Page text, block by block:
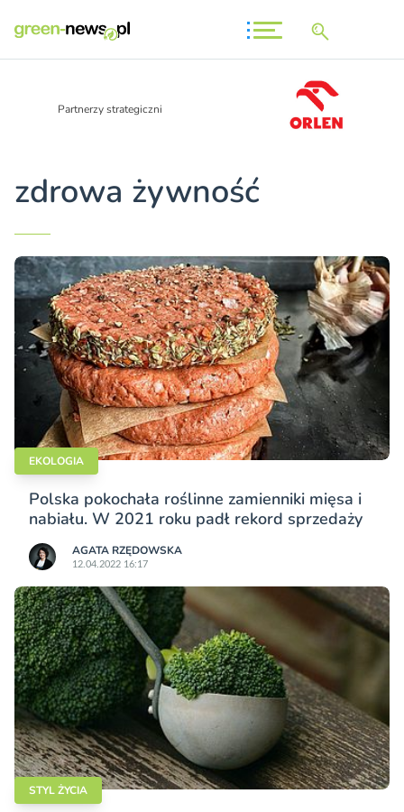
Partnerzy strategiczni
zdrowa żywność
EKOLOGIA
Polska pokochała roślinne zamienniki mięsa i
nabiału. W 2021 roku padł rekord sprzedaży
AGATA RZĘDOWSKA
12.04.2022 16:17
STYL ŻYCIA